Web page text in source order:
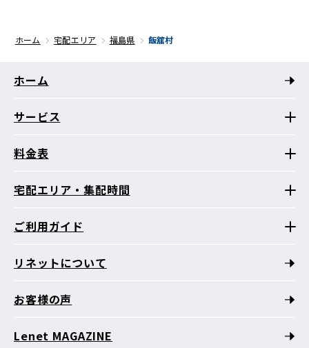
ホーム 宅配エリア 福島県 飯舘村
ホーム
サービス
料金表
宅配エリア・集配時間
ご利用ガイド
リネットについて
お客様の声
Lenet MAGAZINE